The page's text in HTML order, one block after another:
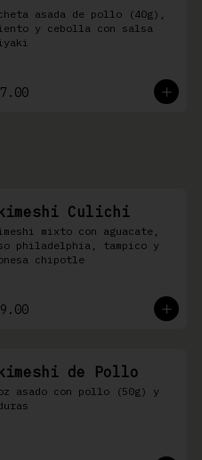
asada de pollo (40g),
y cebolla con salsa
Culichi
mixto con aguacate,
philadelphia, tampico y
chipotle
de Pollo
asado con pollo (50g) y